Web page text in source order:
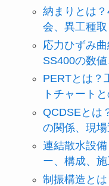
納まりとは
会、異工種
応力ひずみ曲
SS400の数
PERTとは？
トチャート
QCDSEとは
の関係、現
連結散水設
ー、構成、
制振構造と